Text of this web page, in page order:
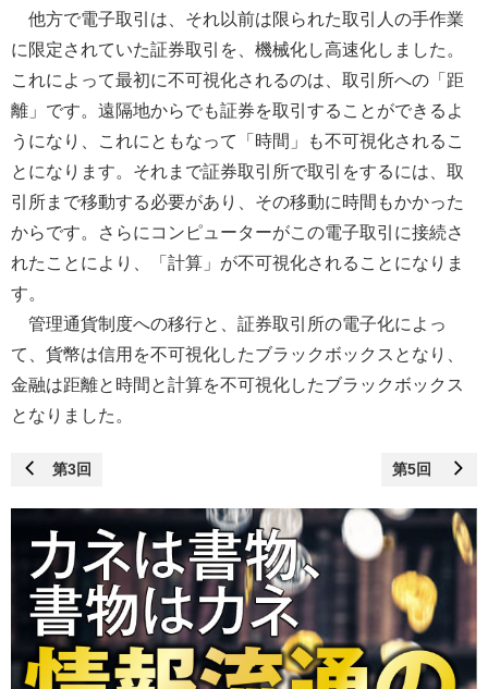
他方で電子取引は、それ以前は限られた取引人の手作業
に限定されていた証券取引を、機械化し高速化しました。
これによって最初に不可視化されるのは、取引所への「距
離」です。遠隔地からでも証券を取引することができるよ
うになり、これにともなって「時間」も不可視化されるこ
とになります。それまで証券取引所で取引をするには、取
引所まで移動する必要があり、その移動に時間もかかった
からです。さらにコンピューターがこの電子取引に接続さ
れたことにより、「計算」が不可視化されることになりま
す。
管理通貨制度への移行と、証券取引所の電子化によっ
て、貨幣は信用を不可視化したブラックボックスとなり、
金融は距離と時間と計算を不可視化したブラックボックス
となりました。
第3回 第5回